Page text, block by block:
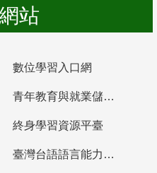
站
數位學習入口網
青年教育與就業儲蓄帳戶
終身學習資源平臺
臺灣台語語言能力認證網站